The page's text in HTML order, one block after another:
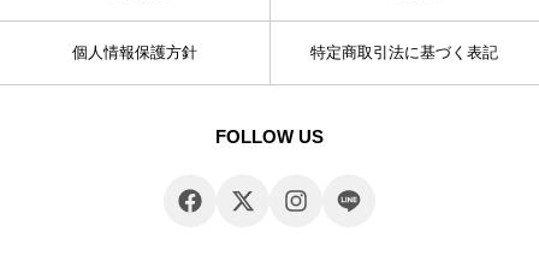
個人情報保護方針 特定商取引法に基づく表記
FOLLOW US